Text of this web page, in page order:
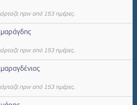
πριν από 153 ημέρες.
πριν από 153 ημέρες.
πριν από 153 ημέρες.